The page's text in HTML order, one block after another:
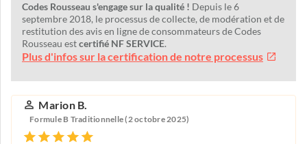
Codes Rousseau s'engage sur la qualité ! Depuis le 6
septembre 2018, le processus de collecte, de modération et de
restitution des avis en ligne de consommateurs de Codes
Rousseau estcertifié NF SERVICE.
Plus d'infos sur la certification de notre processus
Marion B.
Formule B Traditionnelle (2 octobre 2025)